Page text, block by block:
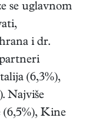
se uglavnom
i dr.
(6,3%),
Najviše
(6,5%), Kine